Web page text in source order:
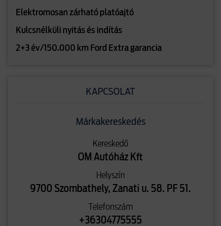
Elektromosan zárható platóajtó
Kulcsnélküli nyitás és indítás
2+3 év/150.000 km Ford Extra garancia
KAPCSOLAT
Márkakereskedés
Kereskedő
OM Autóház Kft
Helyszín
9700 Szombathely, Zanati u. 58. PF 51.
Telefonszám
+36304775555